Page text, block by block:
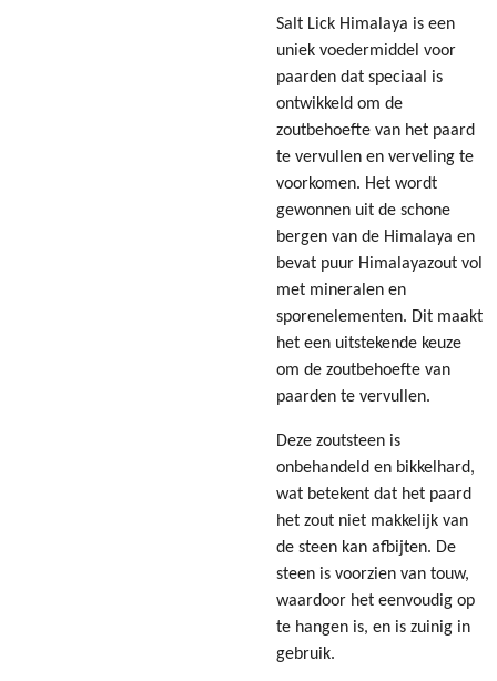
Salt Lick Himalaya is een
uniek voedermiddel voor
paarden dat speciaal is
ontwikkeld om de
zoutbehoefte van het paard
te vervullen en verveling te
voorkomen. Het wordt
gewonnen uit de schone
bergen van de Himalaya en
bevat puur Himalayazout vol
met mineralen en
sporenelementen. Dit maakt
het een uitstekende keuze
om de zoutbehoefte van
paarden te vervullen.
Deze zoutsteen is
onbehandeld en bikkelhard,
wat betekent dat het paard
het zout niet makkelijk van
de steen kan afbijten. De
steen is voorzien van touw,
waardoor het eenvoudig op
te hangen is, en is zuinig in
gebruik.